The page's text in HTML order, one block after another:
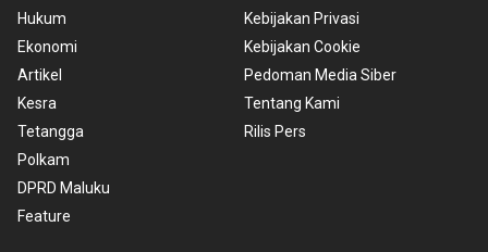
Hukum
Ekonomi
Artikel
Kesra
Tetangga
Polkam
DPRD Maluku
Feature
Kebijakan Privasi
Kebijakan Cookie
Pedoman Media Siber
Tentang Kami
Rilis Pers